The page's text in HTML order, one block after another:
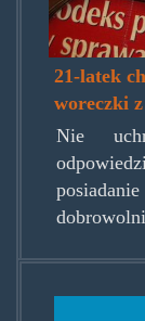
21-latek
woreczki
Nie